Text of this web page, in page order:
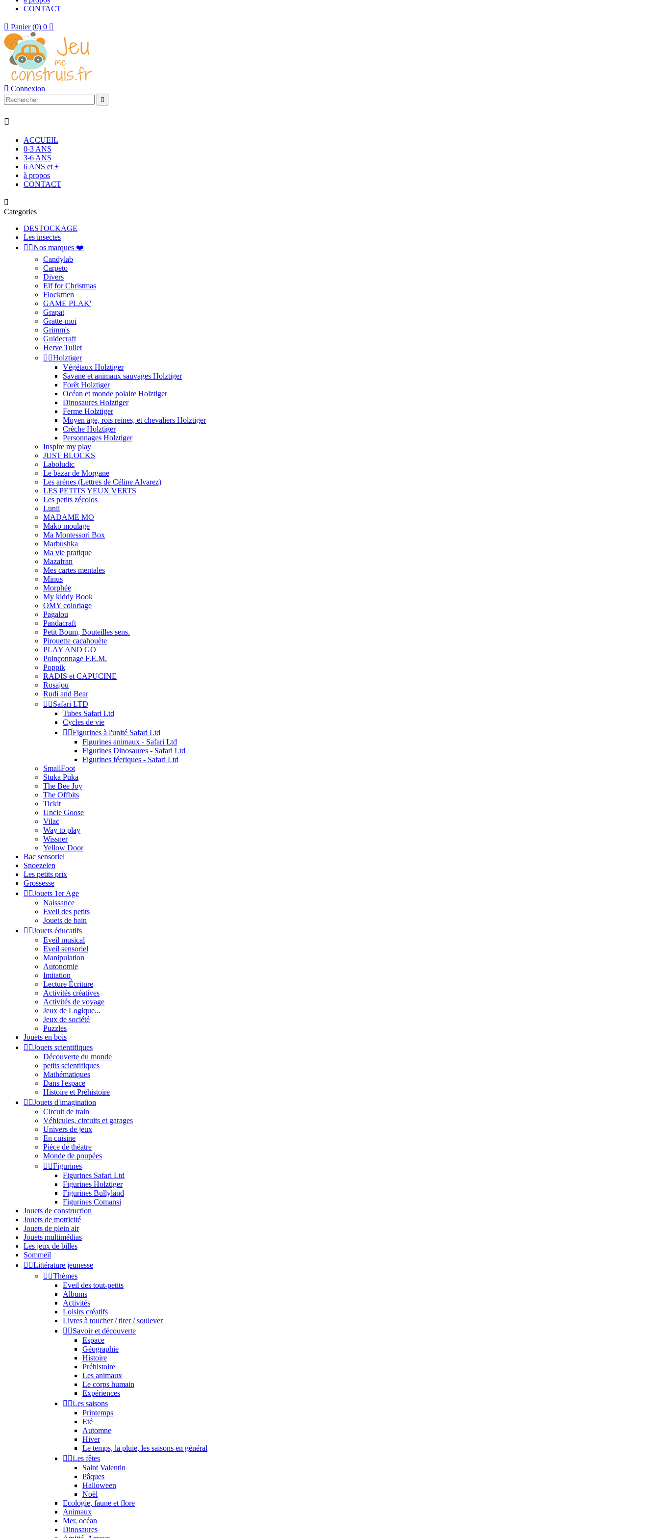
CONTACT
 Panier (0) 0 
 Connexion


ACCUEIL
0-3 ANS
3-6 ANS
6 ANS et +
à propos
CONTACT

Categories
DESTOCKAGE
Les insectes
 Nos marques ❤️
Candylab
Carpeto
Divers
Elf for Christmas
Flockmen
GAME PLAK'
Grapat
Gratte-moi
Grimm's
Guidecraft
Herve Tullet
 Holztiger
Végétaux Holztiger
Savane et animaux sauvages Holztiger
Forêt Holztiger
Océan et monde polaire Holztiger
Dinosaures Holztiger
Ferme Holztiger
Moyen äge, rois reines, et chevaliers Holztiger
Crèche Holztiger
Personnages Holztiger
Inspire my play
JUST BLOCKS
Laboludic
Le bazar de Morgane
Les arènes (Lettres de Céline Alvarez)
LES PETITS YEUX VERTS
Les petits zécolos
Lunii
MADAME MO
Mako moulage
Ma Montessori Box
Marbushka
Ma vie pratique
Mazafran
Mes cartes mentales
Minus
Morphée
My kiddy Book
OMY coloriage
Pagalou
Pandacraft
Petit Boum, Bouteilles sens.
Pirouette cacahouète
PLAY AND GO
Poinçonnage F.E.M.
Poppik
RADIS et CAPUCINE
Rosajou
Rudi and Bear
 Safari LTD
Tubes Safari Ltd
Cycles de vie
 Figurines à l'unité Safari Ltd
Figurines animaux - Safari Ltd
Figurines Dinosaures - Safari Ltd
Figurines féeriques - Safari Ltd
SmallFoot
Stuka Puka
The Bee Joy
The Offbits
Tickit
Uncle Goose
Vilac
Way to play
Wissner
Yellow Door
Bac sensoriel
Snoezelen
Les petits prix
Grossesse
 Jouets 1er Age
Naissance
Eveil des petits
Jouets de bain
 Jouets éducatifs
Eveil musical
Eveil sensoriel
Manipulation
Autonomie
Imitation
Lecture Écriture
Activités créatives
Activités de voyage
Jeux de Logique...
Jeux de société
Puzzles
Jouets en bois
 Jouets scientifiques
Découverte du monde
petits scientifiques
Mathématiques
Dans l'espace
Histoire et Préhistoire
 Jouets d'imagination
Circuit de train
Véhicules, circuits et garages
Univers de jeux
En cuisine
Pièce de théatre
Monde de poupées
 Figurines
Figurines Safari Ltd
Figurines Holztiger
Figurines Bullyland
Figurines Comansi
Jouets de construction
Jouets de motricité
Jouets de plein air
Jouets multimédias
Les jeux de billes
Sommeil
 Littérature jeunesse
 Thèmes
Eveil des tout-petits
Albums
Activités
Loisirs créatifs
Livres à toucher / tirer / soulever
 Savoir et découverte
Espace
Géographie
Histoire
Préhistoire
Les animaux
Le corps humain
Expériences
 Les saisons
Printemps
Eté
Automne
Hiver
Le temps, la pluie, les saisons en général
 Les fêtes
Saint Valentin
Pâques
Halloween
Noël
Ecologie, faune et flore
Animaux
Mer, océan
Dinosaures